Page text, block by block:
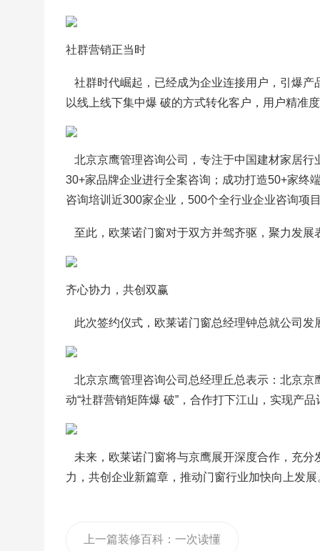
社群营销正当时
社群时代崛起，已经成为企业连接用户，引爆
以线上线下集中爆 破的方式转化客户，用户精准
北京京鹰管理咨询公司，专注于中国建材家居
30+家品牌企业进行全案咨询；成功打造50+家终
咨询培训近300家企业，500个全行业企业咨询项
至此，欧莱诺门窗对于双方并驾齐驱，聚力发展
齐心协力，共创双赢
此次签约仪式，欧莱诺门窗总经理钟总就公司
北京京鹰管理咨询公司总经理丘总表示：北京
动“社群营销矩阵爆 破”，合作打下江山，实现产
未来，欧莱诺门窗将与京鹰展开深度合作，充
力，共创企业新篇章，推动门窗行业加快向上发展
上一篇装修百科：一次读懂